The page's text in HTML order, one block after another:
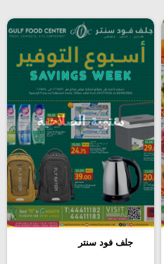
منتهية الصلاحية
جلف فود سنتر